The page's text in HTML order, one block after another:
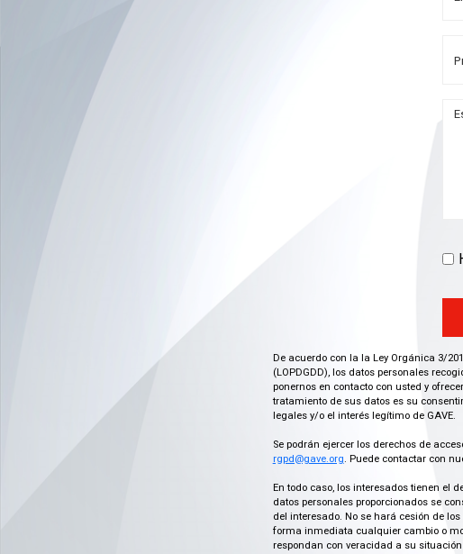
De acuerdo con la la Ley Orgánica 3/
(LOPDGDD), los datos personales
ponernos en contacto con usted y
tratamiento de sus datos es su
legales y/o el interés legítimo de GAVE.
Se podrán ejercer los derechos de
rgpd@gave.org. Puede contactar con
En todo caso, los interesados tienen el
datos personales proporcionados se
del interesado. No se hará cesión de
forma inmediata cualquier cambio o
respondan con veracidad a su